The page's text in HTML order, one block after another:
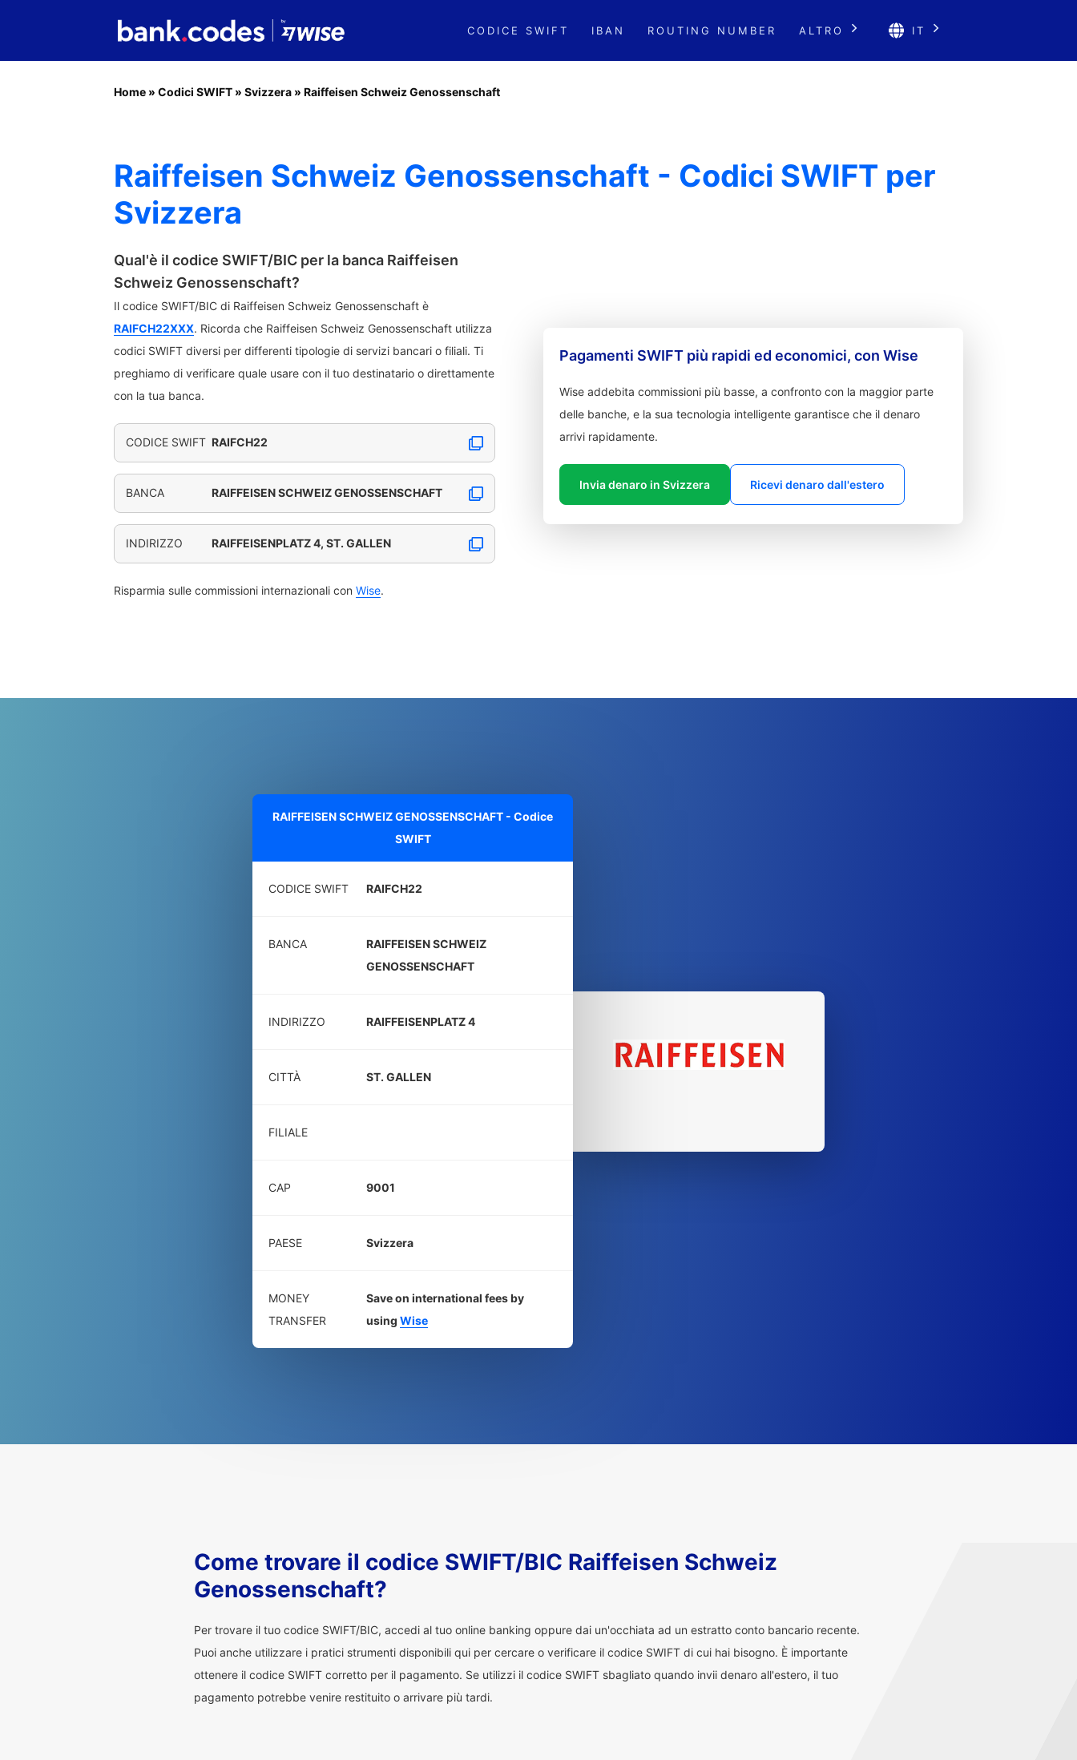
CODICE SWIFT IBAN ROUTING NUMBER ALTRO IT
Home » Codici SWIFT » Svizzera » Raiffeisen Schweiz Genossenschaft
Raiffeisen Schweiz Genossenschaft - Codici SWIFT per
Svizzera
Qual'è il codice SWIFT/BIC per la banca Raiffeisen
Schweiz Genossenschaft?
Il codice SWIFT/BIC di Raiffeisen Schweiz Genossenschaft è
RAIFCH22XXX. Ricorda che Raiffeisen Schweiz Genossenschaft utilizza
codici SWIFT diversi per differenti tipologie di servizi bancari o filiali. Ti
preghiamo di verificare quale usare con il tuo destinatario o direttamente
con la tua banca.
CODICE SWIFT RAIFCH22
BANCA RAIFFEISEN SCHWEIZ GENOSSENSCHAFT
INDIRIZZO RAIFFEISENPLATZ 4, ST. GALLEN
Risparmia sulle commissioni internazionali con Wise.
Pagamenti SWIFT più rapidi ed economici, con Wise
Wise addebita commissioni più basse, a confronto con la maggior parte
delle banche, e la sua tecnologia intelligente garantisce che il denaro
arrivi rapidamente.
Invia denaro in Svizzera Ricevi denaro dall'estero
RAIFFEISEN SCHWEIZ GENOSSENSCHAFT - Codice
SWIFT
CODICE SWIFT RAIFCH22
BANCA
RAIFFEISEN SCHWEIZ
GENOSSENSCHAFT
INDIRIZZO RAIFFEISENPLATZ 4
CITTÀ ST. GALLEN
FILIALE
CAP 9001
PAESE Svizzera
MONEY
TRANSFER
Save on international fees by
using Wise
Come trovare il codice SWIFT/BIC Raiffeisen Schweiz
Genossenschaft?
Per trovare il tuo codice SWIFT/BIC, accedi al tuo online banking oppure dai un'occhiata ad un estratto conto bancario recente.
Puoi anche utilizzare i pratici strumenti disponibili qui per cercare o verificare il codice SWIFT di cui hai bisogno. È importante
ottenere il codice SWIFT corretto per il pagamento. Se utilizzi il codice SWIFT sbagliato quando invii denaro all'estero, il tuo
pagamento potrebbe venire restituito o arrivare più tardi.